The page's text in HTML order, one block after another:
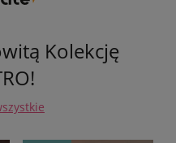
Kolekcję